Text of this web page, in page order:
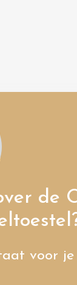
de
voor je